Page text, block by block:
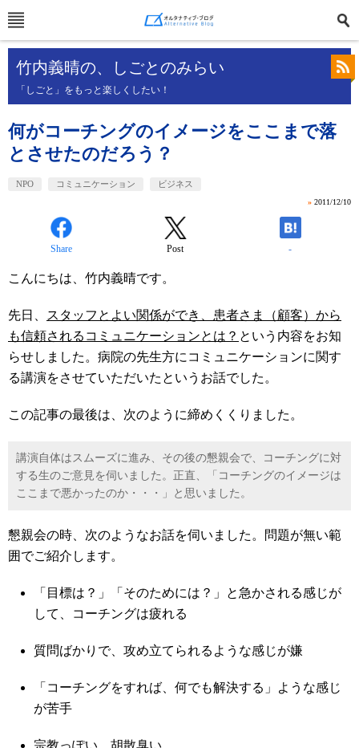
竹内義晴の、しごとのみらい
「しごと」をもっと楽しくしたい！
何がコーチングのイメージをここまで落
とさせたのだろう？
NPO コミュニケーション ビジネス
» 2011/12/10
Share Post -
こんにちは、竹内義晴です。
先日、
スタッフとよい関係ができ、患者さま（顧客）から
も信頼されるコミュニケーションとは？ という内容をお知
らせしました。病院の先生方にコミュニケーションに関す
る講演をさせていただいたというお話でした。
この記事の最後は、次のように締めくくりました。
講演自体はスムーズに進み、その後の懇親会で、コーチングに対
する生のご意見を伺いました。正直、「コーチングのイメージは
ここまで悪かったのか・・・」と思いました。
懇親会の時、次のようなお話を伺いました。問題が無い範
囲でご紹介します。
「目標は？」「そのためには？」と急かされる感じが
して、コーチングは疲れる
質問ばかりで、攻め立てられるような感じが嫌
「コーチングをすれば、何でも解決する」ような感じ
が苦手
宗教っぽい、胡散臭い